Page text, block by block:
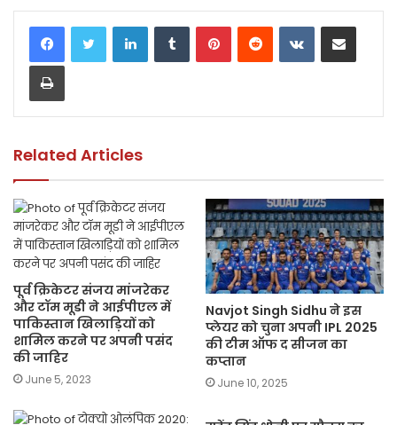
c
e
b
o
k
itt
er
a
ts
p
ai
l
p
y
n
ar
e
LinkedInTumblrPinterestReddit VKontakteShare via Email
Print
Related Articles
पूर्व क्रिकेटर संजय मांजरेकर
और टॉम मूडी ने आईपीएल में
पाकिस्तान खिलाड़ियों को
शामिल करने पर अपनी पसंद
की जाहिर
June 5, 2023
Navjot Singh Sidhu ने इस
प्‍लेयर को चुना अपनी IPL 2025
की टीम ऑफ द सीजन का
कप्तान
June 10, 2025